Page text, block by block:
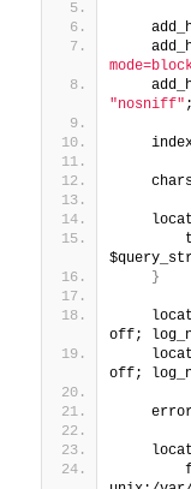
"nosniff" ;
}
off;
off;